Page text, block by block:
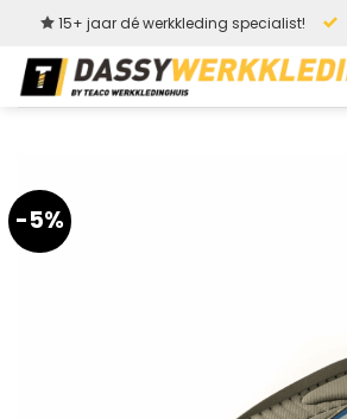
inhoud
15+ jaar dé werkkleding specialist!
-5%